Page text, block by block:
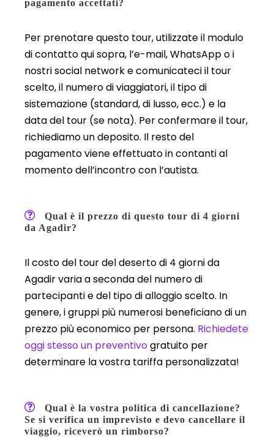
pagamento accettati?
Per prenotare questo tour, utilizzate il modulo
di contatto qui sopra, l’e-mail, WhatsApp o i
nostri social network e comunicateci il tour
scelto, il numero di viaggiatori, il tipo di
sistemazione (standard, di lusso, ecc.) e la
data del tour (se nota). Per confermare il tour,
richiediamo un deposito. Il resto del
pagamento viene effettuato in contanti al
momento dell’incontro con l’autista.
Qual è il prezzo di questo tour di 4 giorni
da Agadir?
Il costo del tour del deserto di 4 giorni da
Agadir varia a seconda del numero di
partecipanti e del tipo di alloggio scelto. In
genere, i gruppi più numerosi beneficiano di un
prezzo più economico per persona. Richiedete
oggi stesso un preventivogratuito per
determinare la vostra tariffa personalizzata!
Qual è la vostra politica di cancellazione?
Se si verifica un imprevisto e devo cancellare il
viaggio, riceverò un rimborso?